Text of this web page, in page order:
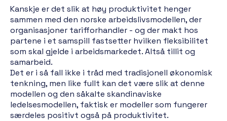
Kanskje er det slik at høy produktivitet henger
sammen med den norske arbeidslivsmodellen, der
organisasjoner tarifforhandler - og der makt hos
partene i et samspill fastsetter hvilken fleksibilitet
som skal gjelde i arbeidsmarkedet. Altså tillit og
samarbeid.
Det er i så fall ikke i tråd med tradisjonell økonomisk
tenkning, men like fullt kan det være slik at denne
modellen og den såkalte skandinaviske
ledelsesmodellen, faktisk er modeller som fungerer
særdeles positivt også på produktivitet.